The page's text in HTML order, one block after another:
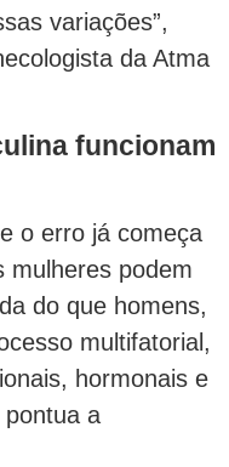
variações”,
da Atma
funcionam
o erro já começa
mulheres podem
do que homens,
multifatorial,
hormonais e
pontua a